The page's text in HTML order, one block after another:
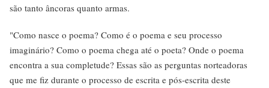
são tanto âncoras quanto armas.
"Como nasce o poema? Como é o poema e seu processo
imaginário? Como o poema chega até o poeta? Onde o poema
encontra a sua completude? Essas são as perguntas norteadoras
que me fiz durante o processo de escrita e pós-escrita deste